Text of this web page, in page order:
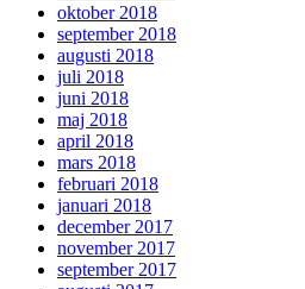
oktober 2018
september 2018
augusti 2018
juli 2018
juni 2018
maj 2018
april 2018
mars 2018
februari 2018
januari 2018
december 2017
november 2017
september 2017